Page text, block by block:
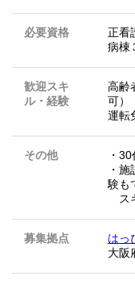
必要資格
正看
病棟
歓迎スキ
ル・経験
高齢
可）
運転
その他
・
・
験も
ス
募集拠点
はっ
大阪